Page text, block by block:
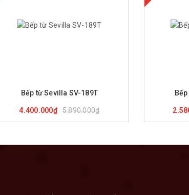
Bếp từ Sevilla SV-189T
4.400.000₫ 5.890.000₫